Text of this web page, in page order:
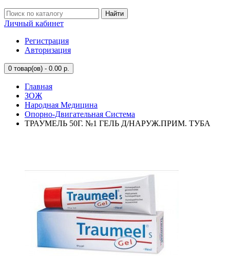
Найти
Личный кабинет
Регистрация
Авторизация
0 товар(ов) - 0.00 р.
Главная
ЗОЖ
Народная Медицина
Опорно-Двигательная Система
ТРАУМЕЛЬ 50Г. №1 ГЕЛЬ Д/НАРУЖ.ПРИМ. ТУБА